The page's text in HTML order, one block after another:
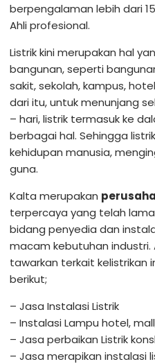
berpengalaman lebih dari
Ahli profesional.
Listrik kini merupakan hal
bangunan, seperti
sakit, sekolah, kampus,
dari itu, untuk menunjang
– hari, listrik termasuk ke
berbagai hal. Sehingga
kehidupan manusia,
guna.
Kalta merupakan
terpercaya yang telah
bidang penyedia dan
macam kebutuhan industri.
tawarkan terkait kelistrikan
berikut;
– Jasa Instalasi Listrik
– Instalasi Lampu hotel,
– Jasa perbaikan Listrik
– Jasa merapikan instalasi